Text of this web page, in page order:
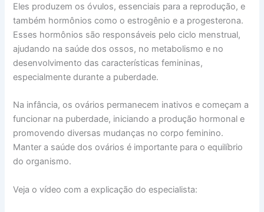
Eles produzem os óvulos, essenciais para a reprodução, e
também hormônios como o estrogênio e a progesterona.
Esses hormônios são responsáveis pelo ciclo menstrual,
ajudando na saúde dos ossos, no metabolismo e no
desenvolvimento das características femininas,
especialmente durante a puberdade.
Na infância, os ovários permanecem inativos e começam a
funcionar na puberdade, iniciando a produção hormonal e
promovendo diversas mudanças no corpo feminino.
Manter a saúde dos ovários é importante para o equilíbrio
do organismo.
Veja o vídeo com a explicação do especialista: